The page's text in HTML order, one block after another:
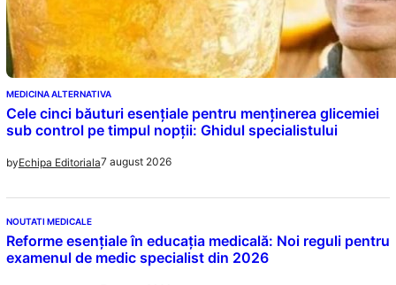
MEDICINA ALTERNATIVA
Cele cinci băuturi esențiale pentru menținerea glicemiei
sub control pe timpul nopții: Ghidul specialistului
byEchipa Editoriala7 august 2026
NOUTATI MEDICALE
Reforme esențiale în educația medicală: Noi reguli pentru
examenul de medic specialist din 2026